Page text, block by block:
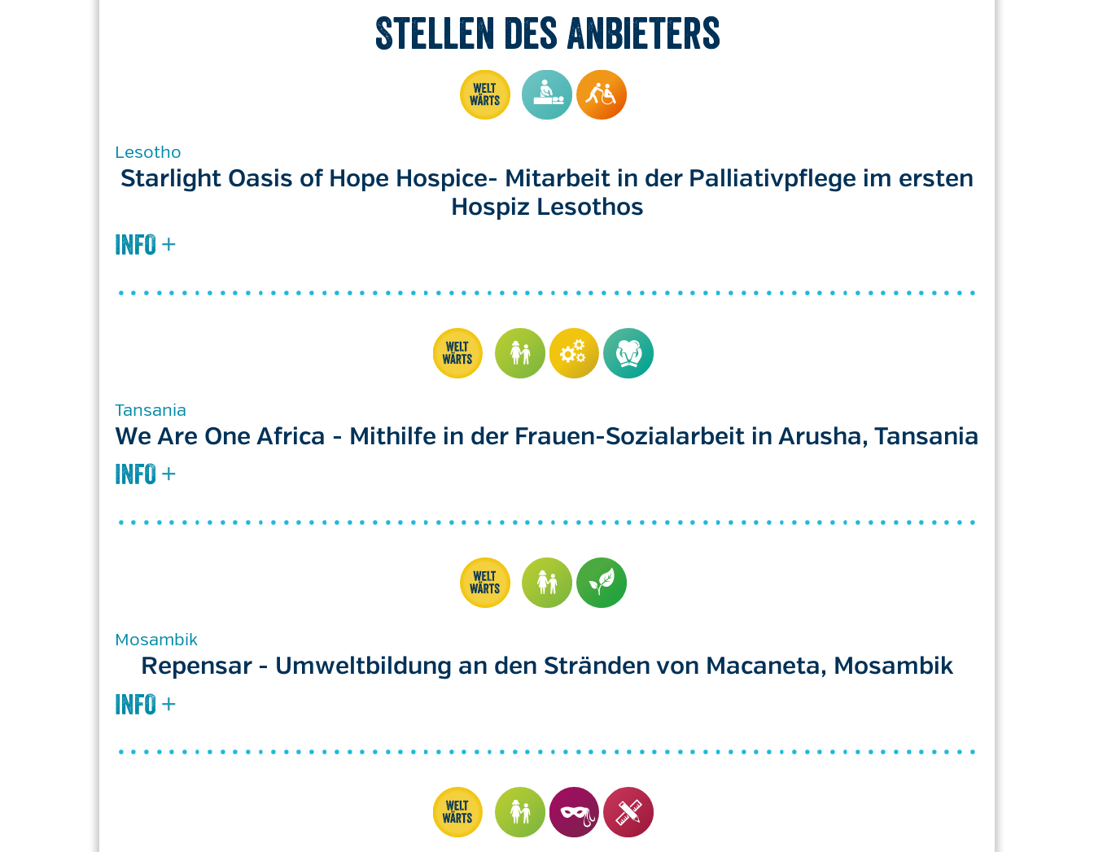
Stellen des Anbieters
Lesotho
Starlight Oasis of Hope Hospice- Mitarbeit in der Palliativpflege im ersten
Hospiz Lesothos
Tansania
We Are One Africa - Mithilfe in der Frauen-Sozialarbeit in Arusha, Tansania
Mosambik
Repensar - Umweltbildung an den Stränden von Macaneta, Mosambik